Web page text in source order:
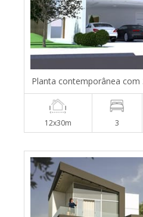
Planta contemporânea com
12x30m 3